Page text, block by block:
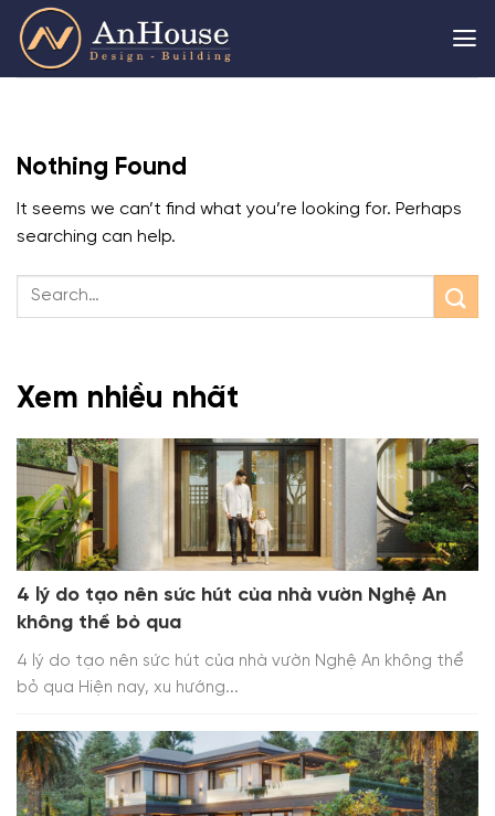
Skip
content
Nothing Found
It seems we can’t find what you’re looking for. Perhaps
searching can help.
Xem nhiều nhất
4 lý do tạo nên sức hút của nhà vườn Nghệ An
không thể bỏ qua
4 lý do tạo nên sức hút của nhà vườn Nghệ An không thể
bỏ qua Hiện nay, xu hướng...